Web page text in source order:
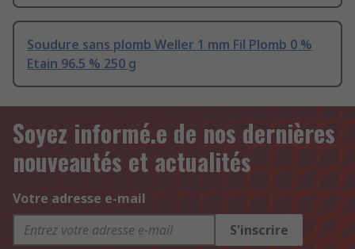
Soudure sans plomb Weller 1 mm Fil Plomb 0 %
Etain 96.5 % 250 g
Soyez informé.e de nos dernières
nouveautés et actualités
Votre adresse e-mail
S'inscrire